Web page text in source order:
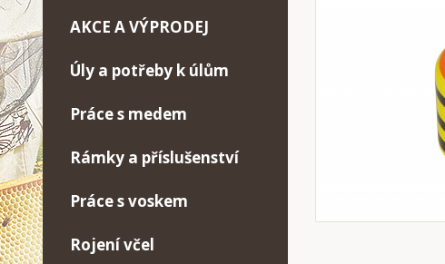
AKCE A VÝPRODEJ
Úly a potřeby k úlům
Práce s medem
Rámky a příslušenství
Práce s voskem
Rojení včel